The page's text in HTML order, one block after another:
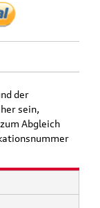
der
sein,
Abgleich